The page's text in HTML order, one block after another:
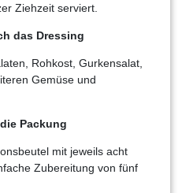
Ziehzeit serviert.
das Dressing
Rohkost, Gurkensalat,
Gemüse und
Packung
mit jeweils acht
Zubereitung von fünf